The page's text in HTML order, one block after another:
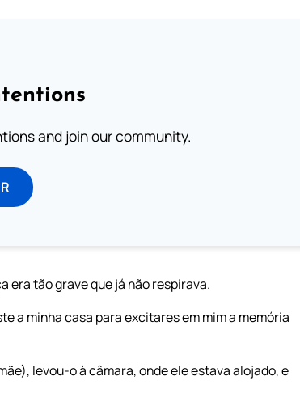
and join our community.
era tão grave que já não respirava.
a minha casa para excitares em mim a memória
levou-o à câmara, onde ele estava alojado, e